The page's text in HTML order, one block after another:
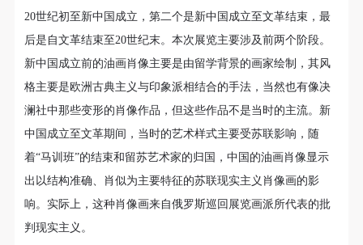
20世纪初至新中国成立，第二个是新中国成立至文革结束，最
后是自文革结束至20世纪末。本次展览主要涉及前两个阶段。
新中国成立前的油画肖像主要是由留学背景的画家绘制，其风
格主要是欧洲古典主义与印象派相结合的手法，当然也有像决
澜社中那些变形的肖像作品，但这些作品不是当时的主流。新
中国成立至文革期间，当时的艺术样式主要受苏联影响，随
着“马训班”的结束和留苏艺术家的归国，中国的油画肖像显示
出以结构准确、肖似为主要特征的苏联现实主义肖像画的影
响。实际上，这种肖像画来自俄罗斯巡回展览画派所代表的批
判现实主义。
途。
（2）、乙方中央美术学院美术馆是一所具有标志
院美术馆与时代同行，努力塑造一个开放、自由、学
术的空间氛围，竭诚与各单位、企业、机构、艺术家
和观众进行良好互动。以学院的学术研究为基础，积
极策划国际、国内多视角、多领域的展览、论坛及公
共教育活动，为美院师生、中外艺术家以及社会公众
提供一个交流、学习、展示的平台。作为一家公益性
单位，其开展的公共教育活动以学术性和公益性为
主。
途。
（2）、乙方中央美术学院美术馆是一所具有标志
院美术馆与时代同行，努力塑造一个开放、自由、学
术的空间氛围，竭诚与各单位、企业、机构、艺术家
和观众进行良好互动。以学院的学术研究为基础，积
极策划国际、国内多视角、多领域的展览、论坛及公
共教育活动，为美院师生、中外艺术家以及社会公众
提供一个交流、学习、展示的平台。作为一家公益性
单位，其开展的公共教育活动以学术性和公益性为
主。
途。
（2）、乙方中央美术学院美术馆是一所具有标志
院美术馆与时代同行，努力塑造一个开放、自由、学
术的空间氛围，竭诚与各单位、企业、机构、艺术家
和观众进行良好互动。以学院的学术研究为基础，积
极策划国际、国内多视角、多领域的展览、论坛及公
共教育活动，为美院师生、中外艺术家以及社会公众
提供一个交流、学习、展示的平台。作为一家公益性
单位，其开展的公共教育活动以学术性和公益性为
主。